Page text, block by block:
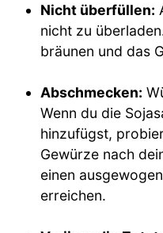
Nicht überfüllen:
nicht zu
bräunen und das
Abschmecken:
Wenn du die
hinzufügst,
Gewürze nach
einen
erreichen.